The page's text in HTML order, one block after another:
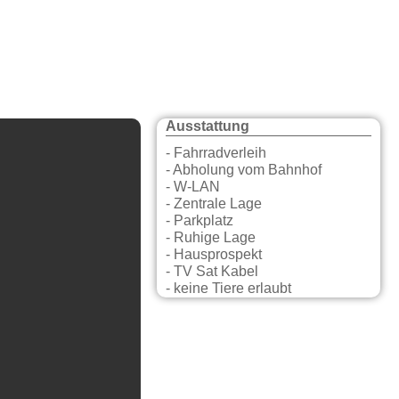
Ausstattung
- Fahrradverleih
- Abholung vom Bahnhof
- W-LAN
- Zentrale Lage
- Parkplatz
- Ruhige Lage
- Hausprospekt
- TV Sat Kabel
- keine Tiere erlaubt